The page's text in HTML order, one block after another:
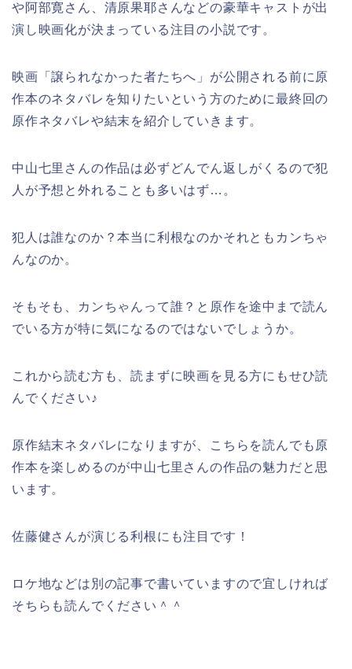
や阿部寛さん、清原果耶さんなどの豪華キャストが出
演し映画化が決まっている注目の小説です。
映画「譲られなかった者たちへ」が公開される前に原
作本のネタバレを知りたいという方のために最終回の
原作ネタバレや結末を紹介していきます。
中山七里さんの作品は必ずどんでん返しがくるので犯
人が予想と外れることも多いはず…。
犯人は誰なのか？本当に利根なのかそれともカンちゃ
んなのか。
そもそも、カンちゃんって誰？と原作を途中まで読ん
でいる方が特に気になるのではないでしょうか。
これから読む方も、読まずに映画を見る方にもせひ読
んでください♪
原作結末ネタバレになりますが、こちらを読んでも原
作本を楽しめるのが中山七里さんの作品の魅力だと思
います。
佐藤健さんが演じる利根にも注目です！
ロケ地などは別の記事で書いていますので宜しければ
そちらも読んでください＾＾